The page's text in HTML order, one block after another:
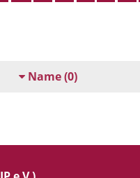
Name(0)